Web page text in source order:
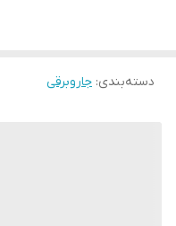
دسته‌بندی: جاروبرقی